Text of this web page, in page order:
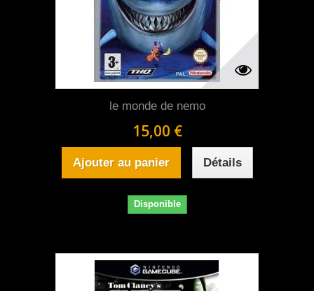
le monde de nemo
15,00 €
Ajouter au panier Détails
Disponible